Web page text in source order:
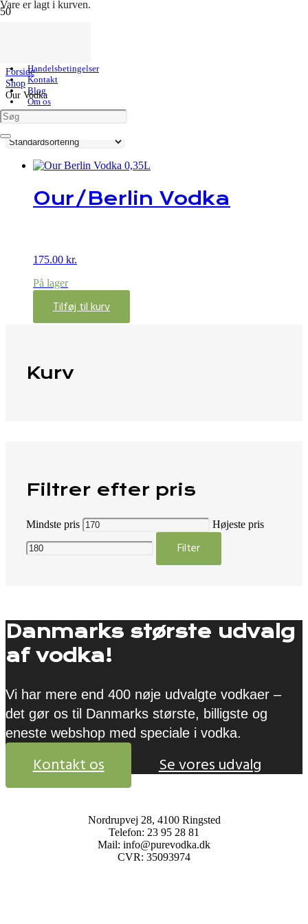
Vare er lagt i kurven.
Handelsbetingelser
Kontakt
Blog
Om os
Forside
Shop
Our Vodka
Viser 1 resultat
Our/Berlin Vodka
175.00 kr.
På lager
Tilføj til kurv
Kurv
Filtrer efter pris
Mindste pris Højeste pris
Filter
Danmarks største udvalg
af vodka!
Vi har mere end 400 nøje udvalgte vodkaer –
det gør os til Danmarks største, billigste og
eneste webshop med speciale i vodka.
Kontakt os Se vores udvalg
Nordrupvej 28, 4100 Ringsted
Telefon: 23 95 28 81
Mail: info@purevodka.dk
CVR: 35093974